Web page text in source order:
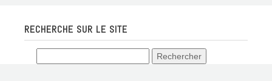
RECHERCHE SUR LE SITE